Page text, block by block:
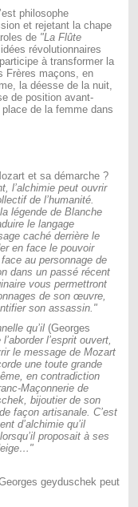
philosophe
et rejetant la chape
de "La Flûte
révolutionnaires
à transformer la
Frères maçons, en
la déesse de la nuit,
de position avant-
de la femme dans
et sa démarche ?
l’alchimie peut ouvrir
de l’humanité.
légende de Blanche
le langage
caché derrière le
en face le pouvoir
au personnage de
dans un passé récent
vous permettront
de son œuvre,
son assassin."
qu’il (Georges
l’esprit ouvert,
le message de Mozart
une toute grande
en contradiction
Maçonnerie de
bijoutier de son
façon artisanale. C’est
d’alchimie qu’il
proposait à ses
geyduschek peut